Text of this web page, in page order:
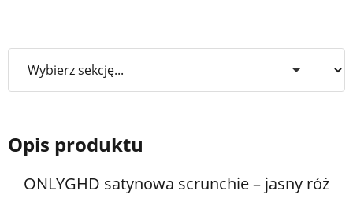
Opis produktu
ONLYGHD satynowa scrunchie – jasny róż